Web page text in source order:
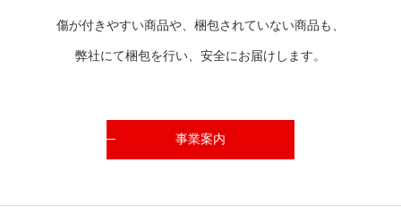
傷が付きやすい商品や、梱包されていない商品も、
弊社にて梱包を行い、安全にお届けします。
事業案内